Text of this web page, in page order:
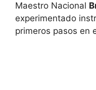
Maestro Nacional
experimentado
primeros pasos en